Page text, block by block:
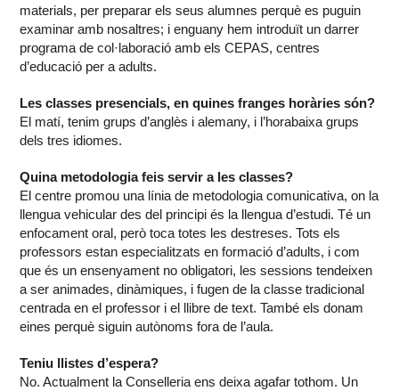
materials, per preparar els seus alumnes perquè es puguin
examinar amb nosaltres; i enguany hem introduït un darrer
programa de col·laboració amb els CEPAS, centres
d’educació per a adults.
Les classes presencials, en quines franges horàries són?
El matí, tenim grups d’anglès i alemany, i l’horabaixa grups
dels tres idiomes.
Quina metodologia feis servir a les classes?
El centre promou una línia de metodologia comunicativa, on la
llengua vehicular des del principi és la llengua d’estudi. Té un
enfocament oral, però toca totes les destreses. Tots els
professors estan especialitzats en formació d’adults, i com
que és un ensenyament no obligatori, les sessions tendeixen
a ser animades, dinàmiques, i fugen de la classe tradicional
centrada en el professor i el llibre de text. També els donam
eines perquè siguin autònoms fora de l’aula.
Teniu llistes d’espera?
No. Actualment la Conselleria ens deixa agafar tothom. Un